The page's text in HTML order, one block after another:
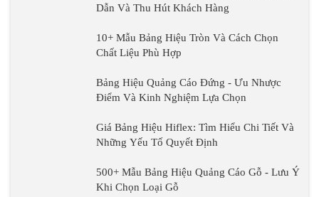
Dẫn Và Thu Hút Khách Hàng
10+ Mẫu Bảng Hiệu Tròn Và Cách Chọn
Chất Liệu Phù Hợp
Bảng Hiệu Quảng Cáo Đứng - Ưu Nhược
Điểm Và Kinh Nghiệm Lựa Chọn
Giá Bảng Hiệu Hiflex: Tìm Hiểu Chi Tiết Và
Những Yếu Tố Quyết Định
500+ Mẫu Bảng Hiệu Quảng Cáo Gỗ - Lưu Ý
Khi Chọn Loại Gỗ